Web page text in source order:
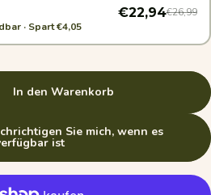
€22,94€26,99
· Spart €4,05
In den Warenkorb
Sie mich, wenn es
ist